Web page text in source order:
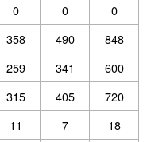
0 0
0
358 490
848
259 341
600
315 405
720
11 7
18